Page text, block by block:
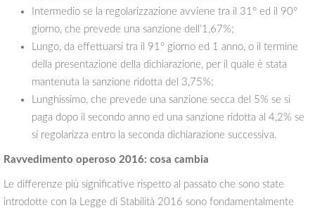
Intermedio se la regolarizzazione avviene tra il 31° ed il 90°
giorno, che prevede una sanzione dell’1,67%;
Lungo, da effettuarsi tra il 91° giorno ed 1 anno, o il termine
della presentazione della dichiarazione, per il quale è stata
mantenuta la sanzione ridotta del 3,75%;
Lunghissimo, che prevede una sanzione secca del 5% se si
paga dopo il secondo anno ed una sanzione ridotta al 4,2% se
si regolarizza entro la seconda dichiarazione successiva.
Ravvedimento operoso 2016: cosa cambia
Le differenze più significative rispetto al passato che sono state
introdotte con la Legge di Stabilità 2016 sono fondamentalmente